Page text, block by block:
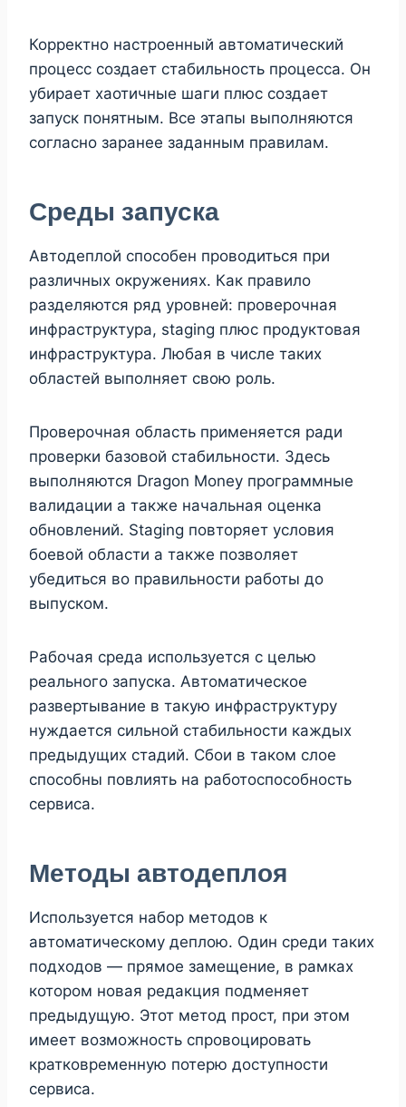
Корректно настроенный автоматический
процесс создает стабильность процесса. Он
убирает хаотичные шаги плюс создает
запуск понятным. Все этапы выполняются
согласно заранее заданным правилам.
Среды запуска
Автодеплой способен проводиться при
различных окружениях. Как правило
разделяются ряд уровней: проверочная
инфраструктура, staging плюс продуктовая
инфраструктура. Любая в числе таких
областей выполняет свою роль.
Проверочная область применяется ради
проверки базовой стабильности. Здесь
выполняются Dragon Money программные
валидации а также начальная оценка
обновлений. Staging повторяет условия
боевой области а также позволяет
убедиться во правильности работы до
выпуском.
Рабочая среда используется с целью
реального запуска. Автоматическое
развертывание в такую инфраструктуру
нуждается сильной стабильности каждых
предыдущих стадий. Сбои в таком слое
способны повлиять на работоспособность
сервиса.
Методы автодеплоя
Используется набор методов к
автоматическому деплою. Один среди таких
подходов — прямое замещение, в рамках
котором новая редакция подменяет
предыдущую. Этот метод прост, при этом
имеет возможность спровоцировать
кратковременную потерю доступности
сервиса.